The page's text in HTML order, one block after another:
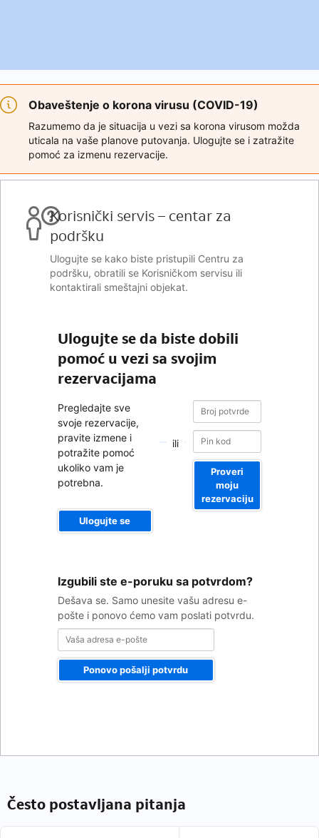
Obaveštenje o korona virusu (COVID-19)
Razumemo da je situacija u vezi sa korona virusom možda
uticala na vaše planove putovanja. Ulogujte se i zatražite
pomoć za izmenu rezervacije.
Korisnički servis – centar za
podršku
Ulogujte se kako biste pristupili Centru za
podršku, obratili se Korisničkom servisu ili
kontaktirali smeštajni objekat.
Ulogujte se da biste dobili
pomoć u vezi sa svojim
rezervacijama
Pregledajte sve
svoje rezervacije,
pravite izmene i
potražite pomoć
ukoliko vam je
potrebna.
Ulogujte se
ili
Broj
potvrde
Broj
potvrde
Proveri
moju
rezervaciju
Izgubili ste e-poruku sa potvrdom?
Dešava se. Samo unesite vašu adresu e-
pošte i ponovo ćemo vam poslati potvrdu.
adresa
pošte
Ponovo pošalji potvrdu
Često postavljana pitanja